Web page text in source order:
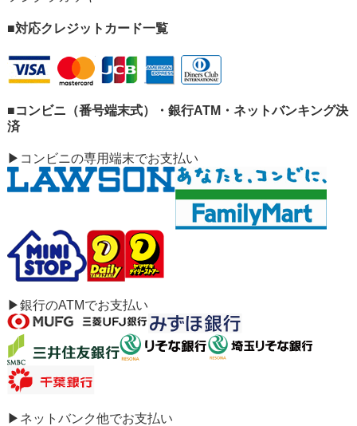
■対応クレジットカード一覧
■コンビニ（番号端末式）・銀行ATM・ネットバンキング決
済
▶コンビニの専用端末でお支払い
▶銀行のATMでお支払い
▶ネットバンク他でお支払い